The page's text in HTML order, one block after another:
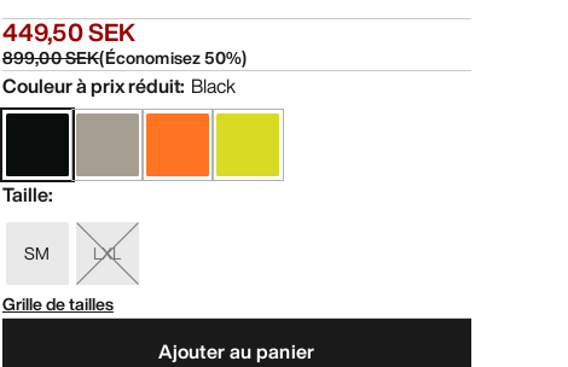
449,50 SEK
899,00 SEK(Économisez50%)
Couleur à prix réduit: Black
Taille:
SM
LXL
Grille de tailles
Ajouter au panier